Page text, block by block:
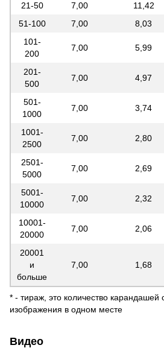
21-50 7,00 11,42
51-100
7,00 8,03
101-
200
7,00 5,99
201-
500
7,00 4,97
501-
1000
7,00 3,74
1001-
2500
7,00 2,80
2501-
5000
7,00 2,69
5001-
10000
7,00 2,32
10001-
20000
7,00 2,06
20001
и
больше
7,00 1,68
* - тираж, это количество карандашей
изображения в одном месте
Видео